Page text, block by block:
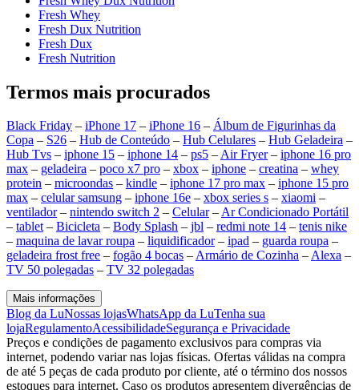
Fresh Whey
Fresh Dux Nutrition
Fresh Dux
Fresh Nutrition
Termos mais procurados
Black Friday – iPhone 17 – iPhone 16 – Álbum de Figurinhas da
Copa – S26 – Hub de Conteúdo – Hub Celulares – Hub Geladeira –
Hub Tvs – iphone 15 – iphone 14 – ps5 –Air Fryer– iphone 16 pro
max – geladeira – poco x7 pro – xbox – iphone – creatina – whey
protein – microondas – kindle – iphone 17 pro max – iphone 15 pro
max – celular samsung – iphone 16e – xbox series s – xiaomi –
ventilador– nintendo switch 2 – Celular–Ar Condicionado Portátil
– tablet– Bicicleta – Body Splash – jbl – redmi note 14 – tenis nike
– maquina de lavar roupa – liquidificador– ipad – guarda roupa –
geladeira frost free – fogão 4 bocas –Armário de Cozinha –Alexa –
TV 50 polegadas – TV 32 polegadas
Mais informações
Blog da LuNossas lojasWhatsApp da LuTenha sua
lojaRegulamentoAcessibilidadeSegurança e Privacidade
Preços e condições de pagamento exclusivos para compras via
internet, podendo variar nas lojas físicas. Ofertas válidas na compra
de até 5 peças de cada produto por cliente, até o término dos nossos
estoques para internet. Caso os produtos apresentem divergências de